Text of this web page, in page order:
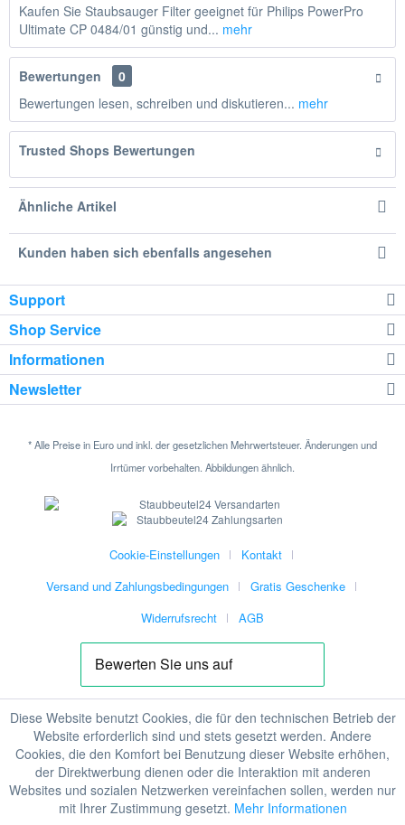
Kaufen Sie Staubsauger Filter geeignet für Philips PowerPro
Ultimate CP 0484/01 günstig und... mehr
Bewertungen
0
Bewertungen lesen, schreiben und diskutieren... mehr
Trusted Shops Bewertungen
Ähnliche Artikel
Kunden haben sich ebenfalls angesehen
Support
Shop Service
Informationen
Newsletter
* Alle Preise in Euro und inkl. der gesetzlichen Mehrwertsteuer. Änderungen und
Irrtümer vorbehalten. Abbildungen ähnlich.
Cookie-Einstellungen
Kontakt
Versand und Zahlungsbedingungen
Gratis Geschenke
Widerrufsrecht
AGB
Diese Website benutzt Cookies, die für den technischen Betrieb der
Website erforderlich sind und stets gesetzt werden. Andere
Cookies, die den Komfort bei Benutzung dieser Website erhöhen,
der Direktwerbung dienen oder die Interaktion mit anderen
Websites und sozialen Netzwerken vereinfachen sollen, werden nur
mit Ihrer Zustimmung gesetzt. Mehr Informationen